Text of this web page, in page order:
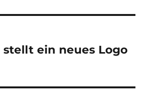
stellt ein neues Logo